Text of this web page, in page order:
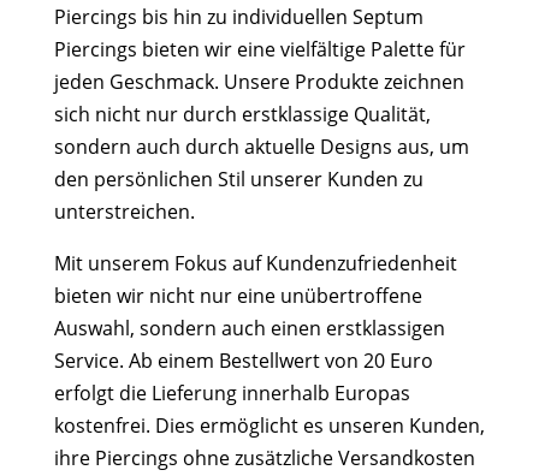
Piercings bis hin zu individuellen Septum
Piercings bieten wir eine vielfältige Palette für
jeden Geschmack. Unsere Produkte zeichnen
sich nicht nur durch erstklassige Qualität,
sondern auch durch aktuelle Designs aus, um
den persönlichen Stil unserer Kunden zu
unterstreichen.
Mit unserem Fokus auf Kundenzufriedenheit
bieten wir nicht nur eine unübertroffene
Auswahl, sondern auch einen erstklassigen
Service. Ab einem Bestellwert von 20 Euro
erfolgt die Lieferung innerhalb Europas
kostenfrei. Dies ermöglicht es unseren Kunden,
ihre Piercings ohne zusätzliche Versandkosten